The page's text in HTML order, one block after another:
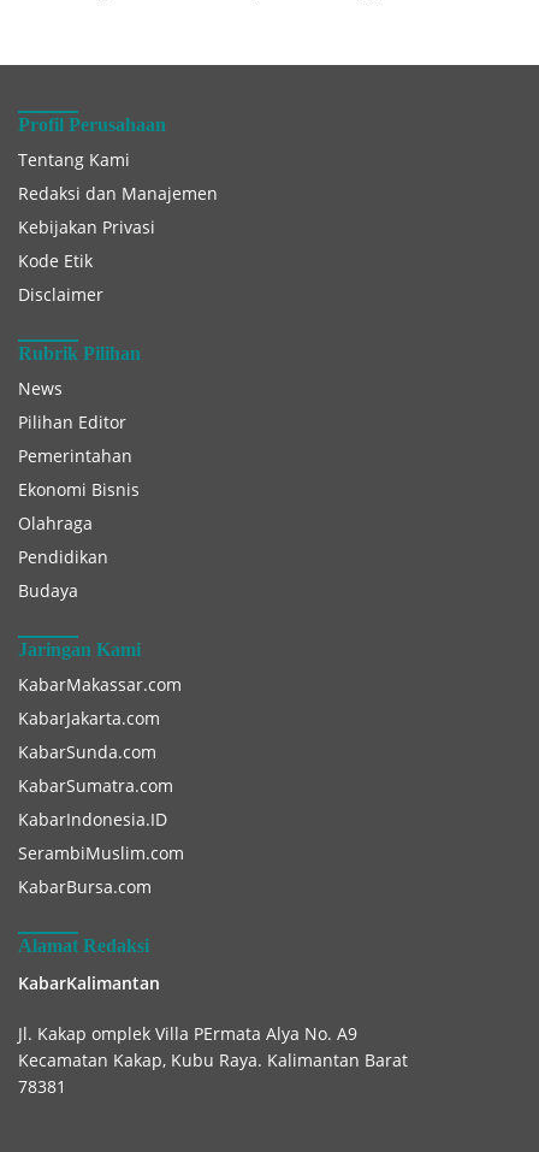
Profil Perusahaan
Tentang Kami
Redaksi dan Manajemen
Kebijakan Privasi
Kode Etik
Disclaimer
Rubrik Pilihan
News
Pilihan Editor
Pemerintahan
Ekonomi Bisnis
Olahraga
Pendidikan
Budaya
Jaringan Kami
KabarMakassar.com
KabarJakarta.com
KabarSunda.com
KabarSumatra.com
KabarIndonesia.ID
SerambiMuslim.com
KabarBursa.com
Alamat Redaksi
KabarKalimantan
Jl. Kakap omplek Villa PErmata Alya No. A9
Kecamatan Kakap, Kubu Raya. Kalimantan Barat
78381